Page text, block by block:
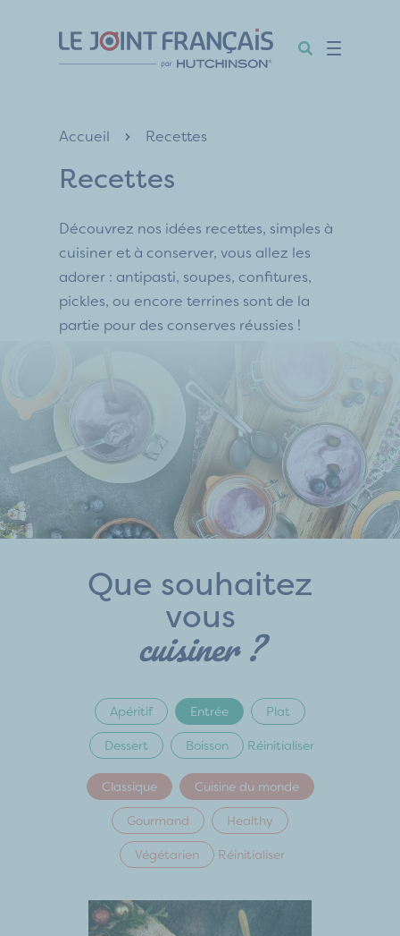
Accueil Recettes
Recettes
Découvrez nos idées recettes, simples à
cuisiner et à conserver, vous allez les
adorer : antipasti, soupes, confitures,
pickles, ou encore terrines sont de la
partie pour des conserves réussies !
Que souhaitez
vous
cuisiner ?
Apéritif Entrée Plat
Dessert Boisson Réinitialiser
Classique Cuisine du monde
Gourmand Healthy
Végétarien Réinitialiser